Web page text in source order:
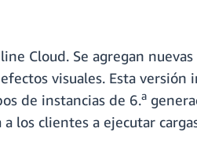
Cloud. Se agregan nuevas
visuales. Esta
de instancias de 6.a
los clientes a ejecutar